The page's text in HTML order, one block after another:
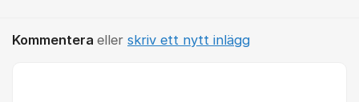
Kommentera eller skriv ett nytt inlägg